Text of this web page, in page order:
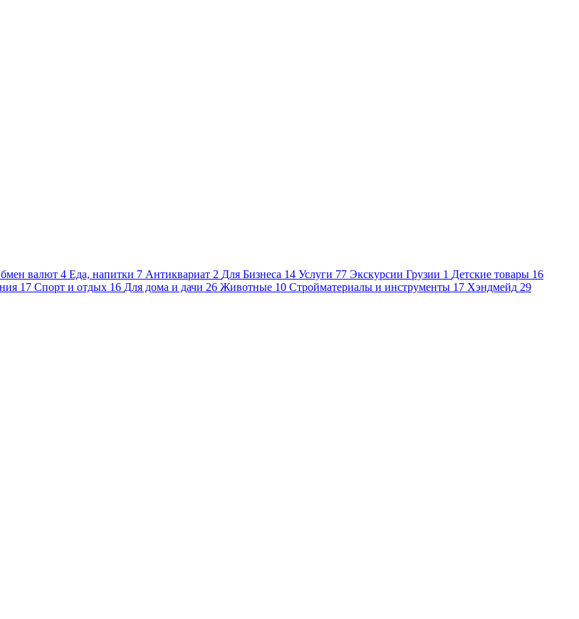
валют 4 Еда, напитки 7 Антиквариат 2 Для Бизнеса 14 Услуги 77 Экскурсии Грузии 1 Детские товары 16
17 Спорт и отдых 16 Для дома и дачи 26 Животные 10 Стройматериалы и инструменты 17 Хэндмейд 29